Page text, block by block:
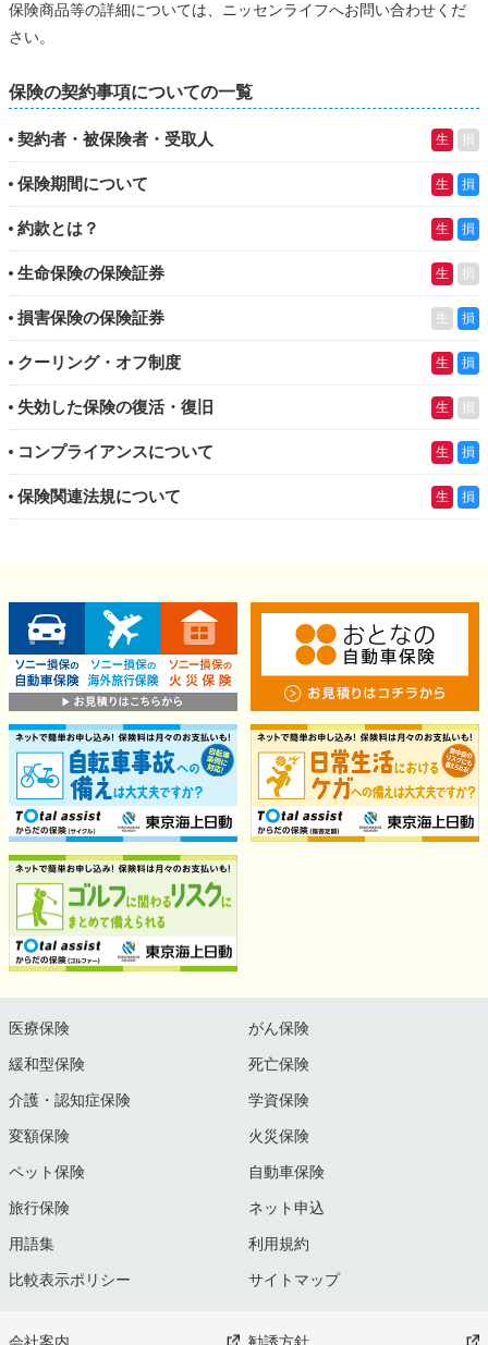
保険商品等の詳細については、ニッセンライフへお問い合わせくだ
さい。
保険の契約事項についての一覧
契約者・被保険者・受取人 生 損
保険期間について 生 損
約款とは？ 生 損
生命保険の保険証券 生 損
損害保険の保険証券 生 損
クーリング・オフ制度 生 損
失効した保険の復活・復旧 生 損
コンプライアンスについて 生 損
保険関連法規について 生 損
医療保険 がん保険
緩和型保険 死亡保険
介護・認知症保険 学資保険
変額保険 火災保険
ペット保険 自動車保険
旅行保険 ネット申込
用語集 利用規約
比較表示ポリシー サイトマップ